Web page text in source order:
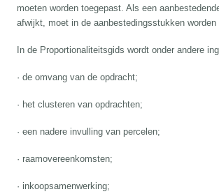
moeten worden toegepast. Als een
afwijkt, moet in de aanbestedingsstukken worden
In de Proportionaliteitsgids wordt onder andere
· de omvang van de opdracht;
· het clusteren van opdrachten;
· een nadere invulling van percelen;
· raamovereenkomsten;
· inkoopsamenwerking;